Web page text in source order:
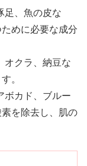
足、魚の皮な
めに必要な成分
オクラ、納豆な
。
ボカド、ブルー
を除去し、肌の